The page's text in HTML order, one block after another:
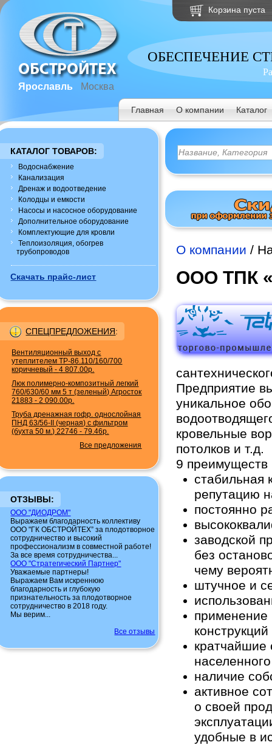
Ярославль Москва
Корзина пуста
ОБЕСПЕЧЕНИЕ
Главная О компании Каталог
КАТАЛОГ ТОВАРОВ:
Водоснабжение
Канализация
Дренаж и водоотведение
Колодцы и емкости
Насосы и насосное оборудование
Дополнительное оборудование
Комплектующие для кровли
Теплоизоляция, обогрев
трубопроводов
Скачать прайс-лист
СПЕЦПРЕДЛОЖЕНИЯ:
Вентиляционный выход с
утеплителем TP-86.110/160/700
коричневый -4 807.00р.
Люк полимерно-композитный легкий
760/630/60 мм 5 т (зеленый) Агросток
21883 -2 090.00р.
Труба дренажная гофр. однослойная
ПНД 63/56-II (черная) с фильтром
(бухта 50 м.) 22746 -79.46р.
Все предложения
ОТЗЫВЫ:
ООО "ДИОДРОМ"
Выражаем благодарность коллективу
ООО "ГК ОБСТРОЙТЕХ” за плодотворное
сотрудничество и высокий
профессионализм в совместной работе!
За все время сотрудничества...
ООО "Стратегический Партнер"
Уважаемые партнеры!
Выражаем Вам искреннюю
благодарность и глубокую
признательность за плодотворное
сотрудничество в 2018 году.
Мы верим...
Все отзывы
О компании /
ООО ТПК
Предприятие
уникальное
кровельные
потолков и т.д.
9
стабильная
репутацию
постоянно
заводской
без
чему
штучное и
применение
кратчайшие
наличие
активное
о своей
удобные в